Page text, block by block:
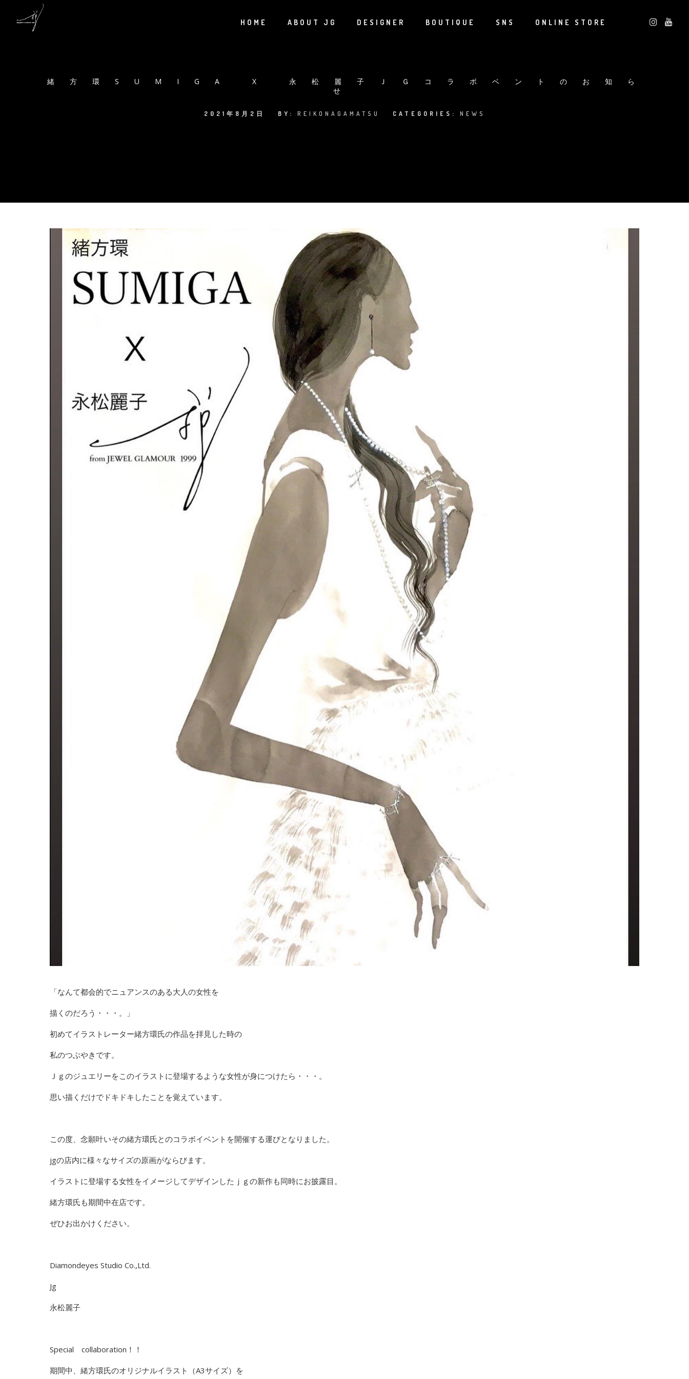
HOME ABOUT JG DESIGNER BOUTIQUE SNS ONLINE STORE
緒方環SUMIGA X 永松麗子ＪＧコラボベントのお知ら
せ
2021年8月2日 BY: REIKONAGAMATSU CATEGORIES: NEWS
「なんて都会的でニュアンスのある大人の女性を
描くのだろう・・・。」
初めてイラストレーター緒方環氏の作品を拝見した時の
私のつぶやきです。
Ｊｇのジュエリーをこのイラストに登場するような女性が身につけたら・・・。
思い描くだけでドキドキしたことを覚えています。
この度、念願叶いその緒方環氏とのコラボイベントを開催する運びとなりました。
jgの店内に様々なサイズの原画がならびます。
イラストに登場する女性をイメージしてデザインしたｊｇの新作も同時にお披露目。
緒方環氏も期間中在店です。
ぜひお出かけください。
Diamondeyes Studio Co.,Ltd.
Jg
永松麗子
Special collaboration！！
期間中、緒方環氏のオリジナルイラスト（A3サイズ）を